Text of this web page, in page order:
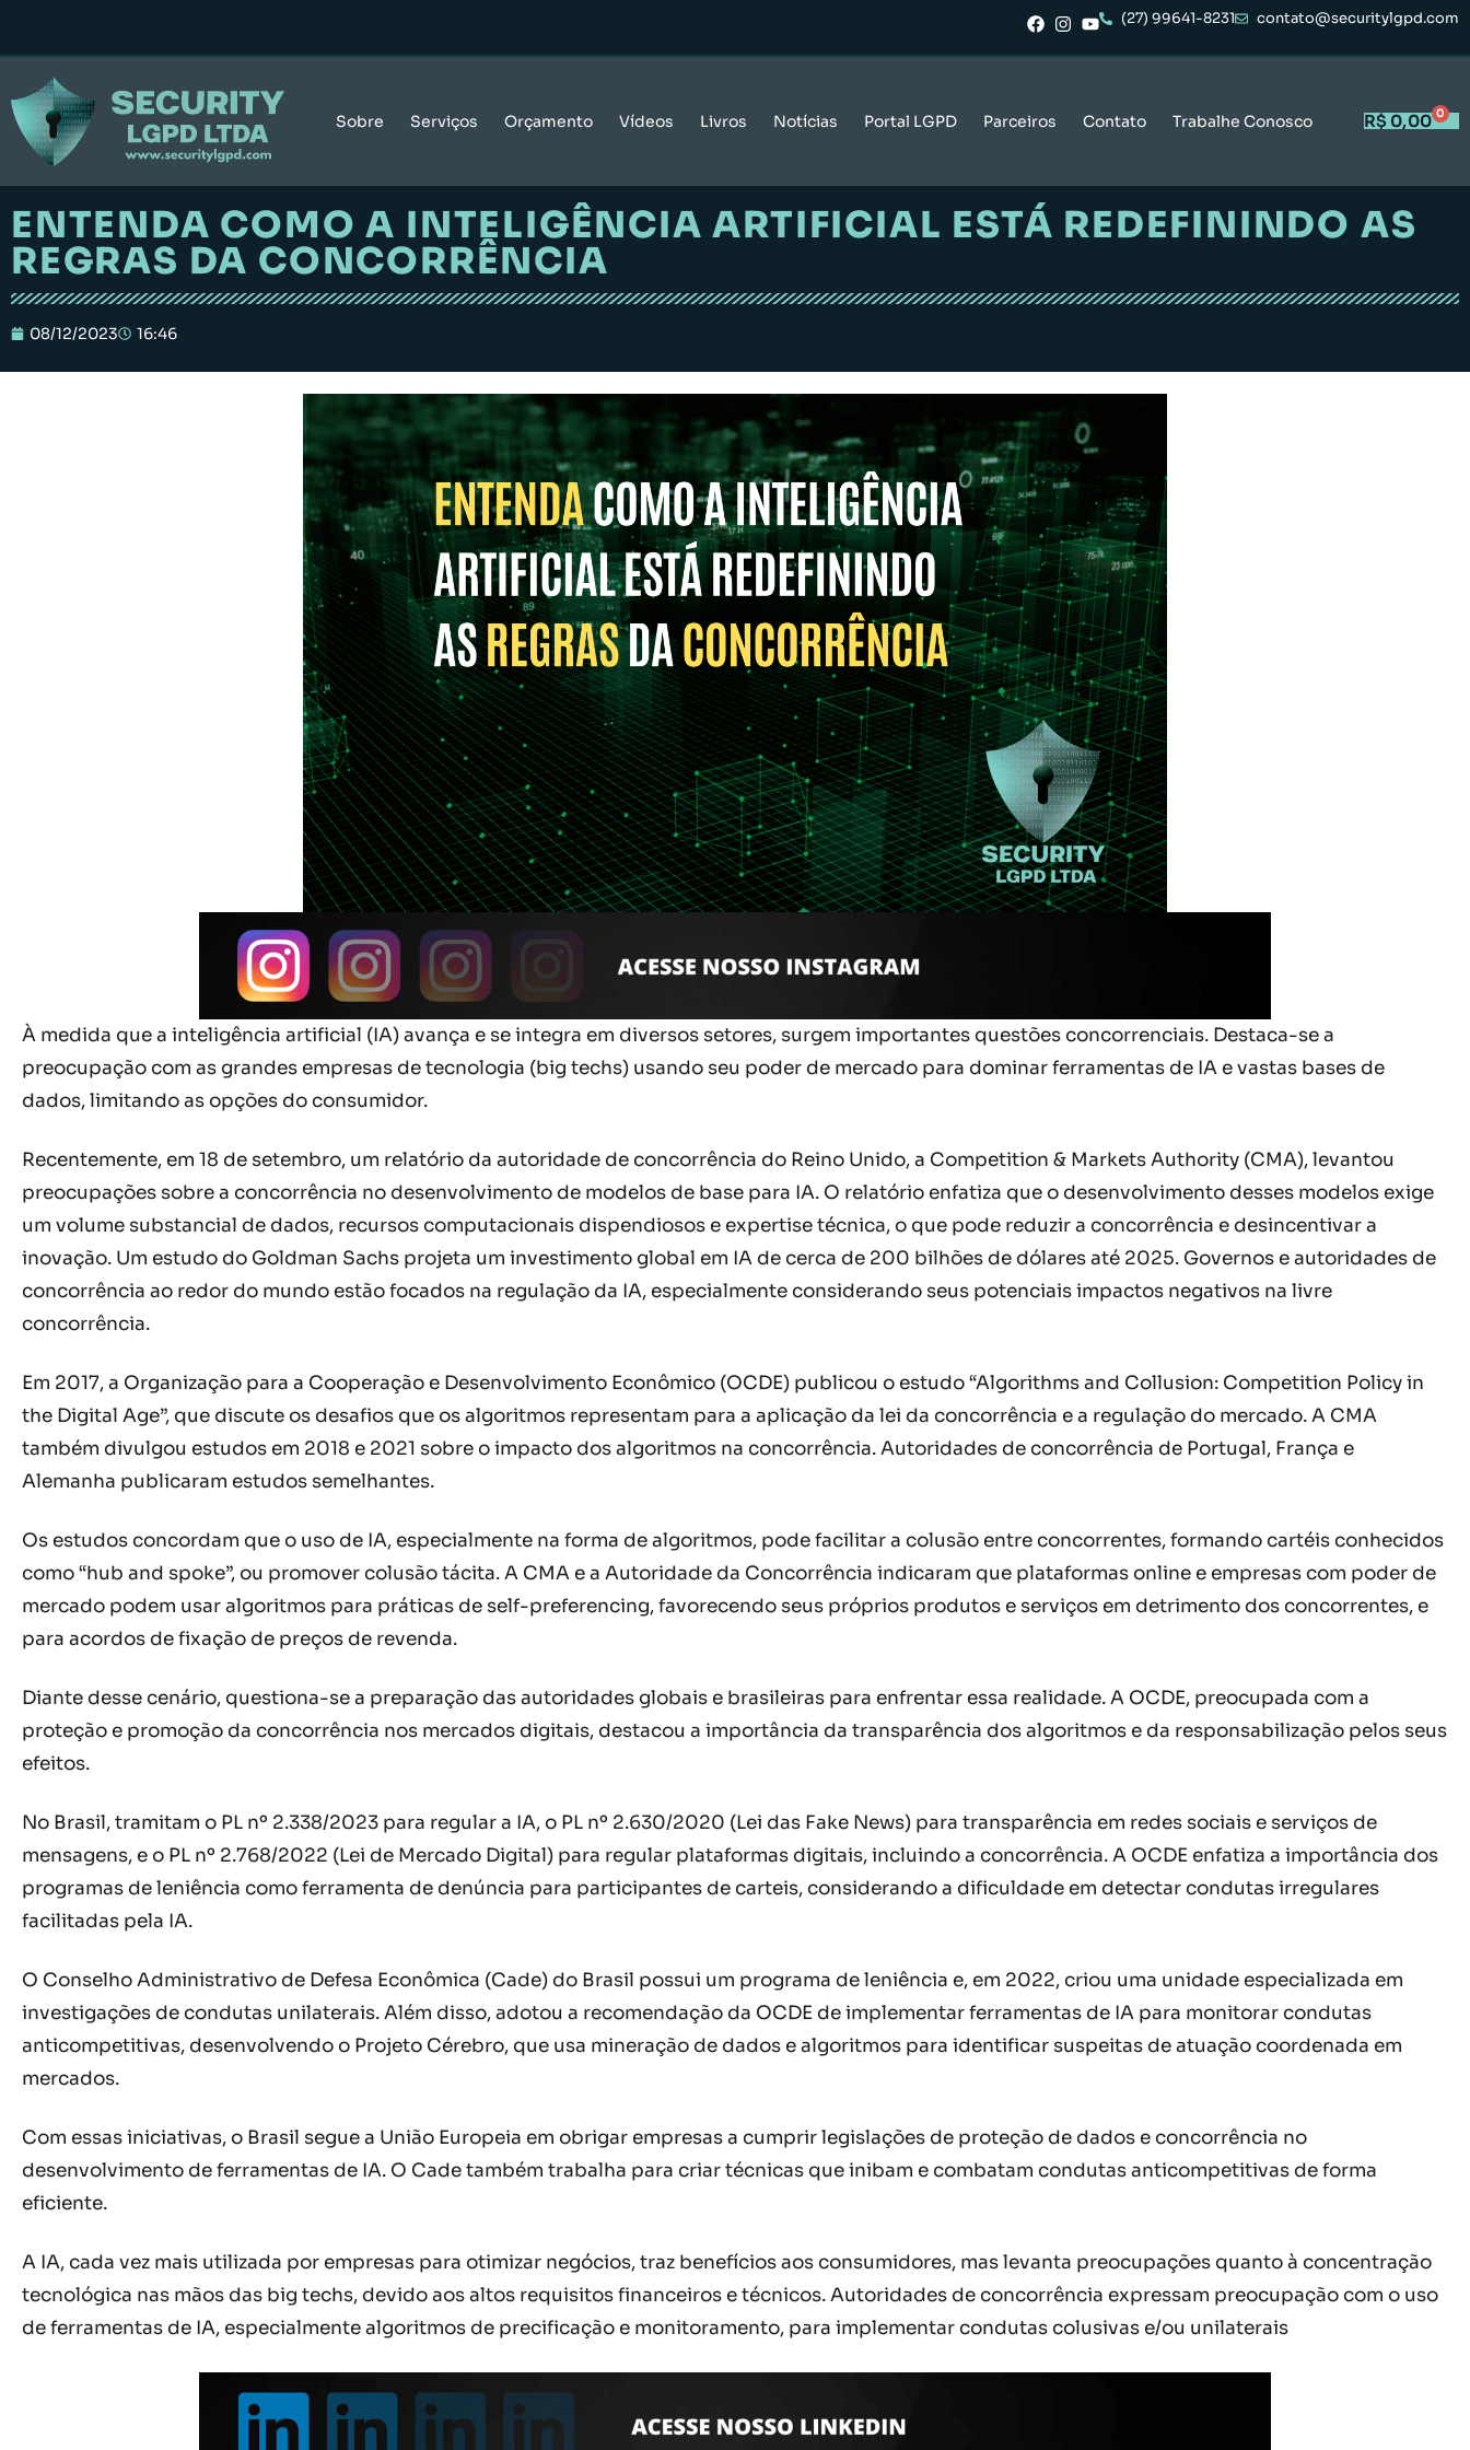
(27) 99641-8231 contato@securitylgpd.com
Sobre Serviços Orçamento Vídeos Livros Notícias Portal LGPD Parceiros Contato Trabalhe Conosco R$ 0,00 0
ENTENDA COMO A INTELIGÊNCIA ARTIFICIAL ESTÁ REDEFININDO AS
REGRAS DA CONCORRÊNCIA
08/12/2023 16:46
À medida que a inteligência artificial (IA) avança e se integra em diversos setores, surgem importantes questões concorrenciais. Destaca-se a
preocupação com as grandes empresas de tecnologia (big techs) usando seu poder de mercado para dominar ferramentas de IA e vastas bases de
dados, limitando as opções do consumidor.
Recentemente, em 18 de setembro, um relatório da autoridade de concorrência do Reino Unido, a Competition & Markets Authority (CMA), levantou
preocupações sobre a concorrência no desenvolvimento de modelos de base para IA. O relatório enfatiza que o desenvolvimento desses modelos exige
um volume substancial de dados, recursos computacionais dispendiosos e expertise técnica, o que pode reduzir a concorrência e desincentivar a
inovação. Um estudo do Goldman Sachs projeta um investimento global em IA de cerca de 200 bilhões de dólares até 2025. Governos e autoridades de
concorrência ao redor do mundo estão focados na regulação da IA, especialmente considerando seus potenciais impactos negativos na livre
concorrência.
Em 2017, a Organização para a Cooperação e Desenvolvimento Econômico (OCDE) publicou o estudo “Algorithms and Collusion: Competition Policy in
the Digital Age”, que discute os desafios que os algoritmos representam para a aplicação da lei da concorrência e a regulação do mercado. A CMA
também divulgou estudos em 2018 e 2021 sobre o impacto dos algoritmos na concorrência. Autoridades de concorrência de Portugal, França e
Alemanha publicaram estudos semelhantes.
Os estudos concordam que o uso de IA, especialmente na forma de algoritmos, pode facilitar a colusão entre concorrentes, formando cartéis conhecidos
como “hub and spoke”, ou promover colusão tácita. A CMA e a Autoridade da Concorrência indicaram que plataformas online e empresas com poder de
mercado podem usar algoritmos para práticas de self-preferencing, favorecendo seus próprios produtos e serviços em detrimento dos concorrentes, e
para acordos de fixação de preços de revenda.
Diante desse cenário, questiona-se a preparação das autoridades globais e brasileiras para enfrentar essa realidade. A OCDE, preocupada com a
proteção e promoção da concorrência nos mercados digitais, destacou a importância da transparência dos algoritmos e da responsabilização pelos seus
efeitos.
No Brasil, tramitam o PL nº 2.338/2023 para regular a IA, o PL nº 2.630/2020 (Lei das Fake News) para transparência em redes sociais e serviços de
mensagens, e o PL nº 2.768/2022 (Lei de Mercado Digital) para regular plataformas digitais, incluindo a concorrência. A OCDE enfatiza a importância dos
programas de leniência como ferramenta de denúncia para participantes de carteis, considerando a dificuldade em detectar condutas irregulares
facilitadas pela IA.
O Conselho Administrativo de Defesa Econômica (Cade) do Brasil possui um programa de leniência e, em 2022, criou uma unidade especializada em
investigações de condutas unilaterais. Além disso, adotou a recomendação da OCDE de implementar ferramentas de IA para monitorar condutas
anticompetitivas, desenvolvendo o Projeto Cérebro, que usa mineração de dados e algoritmos para identificar suspeitas de atuação coordenada em
mercados.
Com essas iniciativas, o Brasil segue a União Europeia em obrigar empresas a cumprir legislações de proteção de dados e concorrência no
desenvolvimento de ferramentas de IA. O Cade também trabalha para criar técnicas que inibam e combatam condutas anticompetitivas de forma
eficiente.
A IA, cada vez mais utilizada por empresas para otimizar negócios, traz benefícios aos consumidores, mas levanta preocupações quanto à concentração
tecnológica nas mãos das big techs, devido aos altos requisitos financeiros e técnicos. Autoridades de concorrência expressam preocupação com o uso
de ferramentas de IA, especialmente algoritmos de precificação e monitoramento, para implementar condutas colusivas e/ou unilaterais